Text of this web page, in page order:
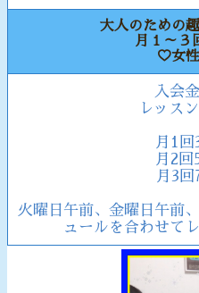
大人のための
月１～３
♡女
入会
レッス
月1回
月2回
月3回
火曜日午前、金曜日午前
ュールを合わせて